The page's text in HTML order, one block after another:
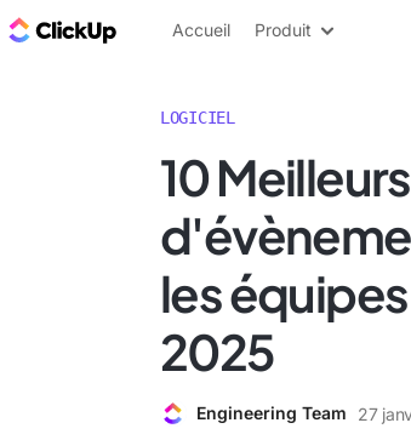
ClickUp Blog
Accueil Produit
LOGICIEL
10
les
2025
Engineering Team 27